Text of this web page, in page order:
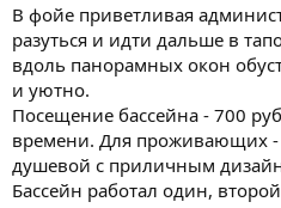
В фойе приветливая
разуться и идти дальше в
вдоль панорамных окон
и уютно.
Посещение бассейна - 700
времени. Для проживающих -
душевой с приличным
Бассейн работал один,